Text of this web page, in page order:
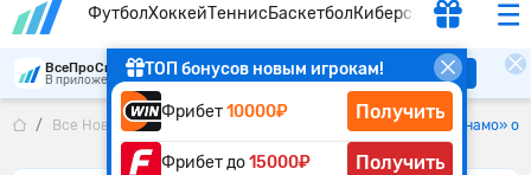
ФутболХоккейТеннисБаскетболКиберспорт
ТОП бонусов новым игрокам!
Фрибет10000₽ Получить
Фрибет до15000₽ Получить
ВсеПроСпорт
В приложении удобнее Скачать
Все Новости Мостовой о «Краснодаре»: «В матче с «Динамо»